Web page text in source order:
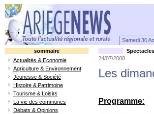
Samedi 30
sommaire
Actualités & Economie
Agriculture & Environnement
Jeunesse & Société
Histoire & Patrimoine
Tourisme & Loisirs
La vie des communes
Débats & Opinions
Spectacles
24/07/2008
Les
Programme: